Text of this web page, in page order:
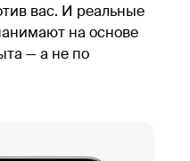
вас. И реальные
на основе
— а не по